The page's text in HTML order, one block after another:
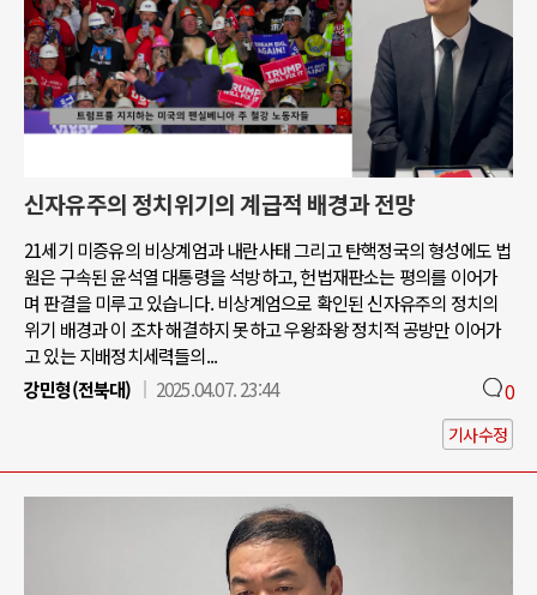
신자유주의 정치위기의 계급적 배경과 전망
21세기 미증유의 비상계엄과 내란사태 그리고 탄핵정국의 형성에도 법
원은 구속된 윤석열 대통령을 석방하고, 헌법재판소는 평의를 이어가
며 판결을 미루고 있습니다. 비상계엄으로 확인된 신자유주의 정치의
위기 배경과 이 조차 해결하지 못하고 우왕좌왕 정치적 공방만 이어가
고 있는 지배정치세력들의...
강민형(전북대)
2025.04.07. 23:44 0
기사수정